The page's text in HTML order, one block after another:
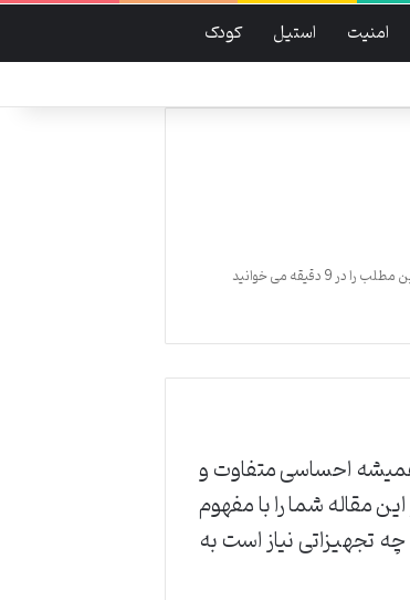
امنیت استیل کودک
را در 9 دقیقه می خوانید
همیشه احساسی متفاوت و
مقاله شما را با مفهوم
تجهیزاتی نیاز است به